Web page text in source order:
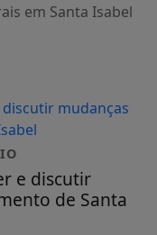
em Santa Isabel
e discutir
de Santa